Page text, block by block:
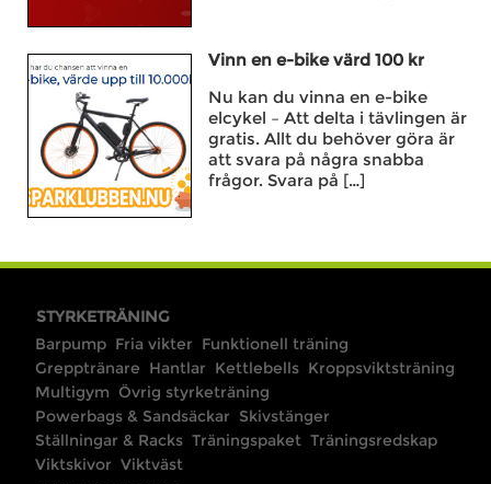
Vinn en e-bike värd 100 kr
Nu kan du vinna en e-bike
elcykel – Att delta i tävlingen är
gratis. Allt du behöver göra är
att svara på några snabba
frågor. Svara på […]
STYRKETRÄNING
Barpump Fria vikter Funktionell träning
Grepptränare Hantlar Kettlebells Kroppsviktsträning
Multigym Övrig styrketräning
Powerbags & Sandsäckar Skivstänger
Ställningar & Racks Träningspaket Träningsredskap
Viktskivor Viktväst